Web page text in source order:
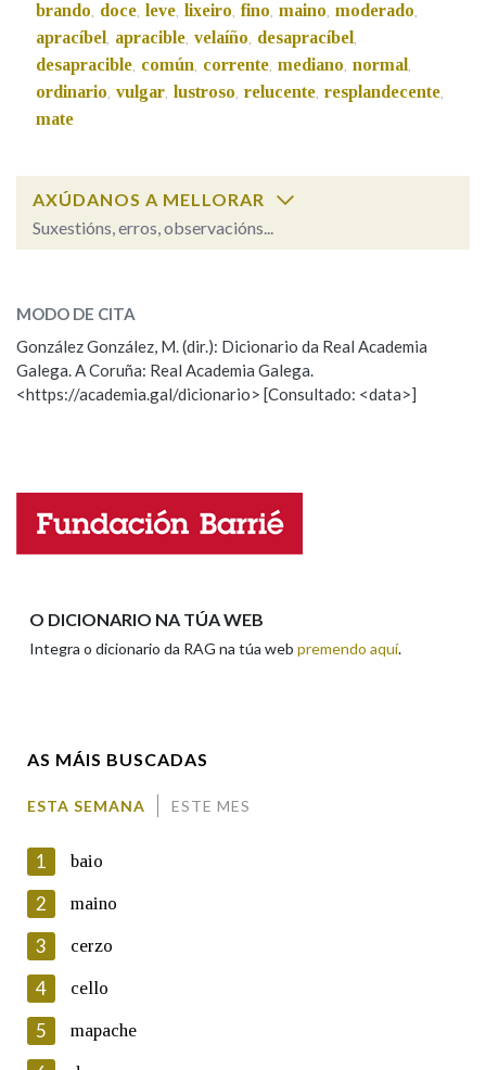
brando, doce, leve, lixeiro, fino, maino, moderado,
apracíbel , apracible, velaíño, desapracíbel ,
desapracible, común, corrente, mediano, normal ,
ordinario, vulgar, lustroso, relucente, resplandecente,
mate
AXÚDANOS A MELLORAR
Suxestións, erros, observacións...
ESCOLLE UNHA OPCIÓN:
Observación Hai un erro na palabra
Propoño mellorar a definición
Nome
En cumprimento da normativa vixente en materia de
Protección de Datos de Carácter Persoal, a Real Academia
Galega informa a aqueles usuarios que faciliten o seu correo
electrónico, así como calquera outra información de carácter
persoal, que estes datos serán obxecto de tratamento
automatizado de carácter confidencial e incorporados aos seus
MODO DE CITA
González González, M. (dir.): Dicionario da Real Academia
Galega. A Coruña: Real Academia Galega.
<https://academia.gal/dicionario> [Consultado: <data>]
O DICIONARIO NA TÚA WEB
Integra o dicionario da RAG na túa web premendo aquí.
AS MÁIS BUSCADAS
ESTA SEMANA ESTE MES
1 baio
2 maino
3 cerzo
4 cello
5 mapache